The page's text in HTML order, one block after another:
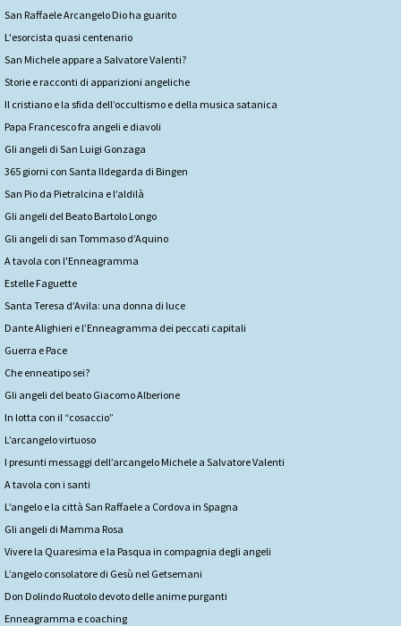
San Raffaele Arcangelo Dio ha guarito
L'esorcista quasi centenario
San Michele appare a Salvatore Valenti?
Storie e racconti di apparizioni angeliche
Il cristiano e la sfida dell’occultismo e della musica satanica
Papa Francesco fra angeli e diavoli
Gli angeli di San Luigi Gonzaga
365 giorni con Santa Ildegarda di Bingen
San Pio da Pietralcina e l’aldilà
Gli angeli del Beato Bartolo Longo
Gli angeli di san Tommaso d’Aquino
A tavola con l'Enneagramma
Estelle Faguette
Santa Teresa d’Avila: una donna di luce
Dante Alighieri e l’Enneagramma dei peccati capitali
Guerra e Pace
Che enneatipo sei?
Gli angeli del beato Giacomo Alberione
In lotta con il “cosaccio”
L’arcangelo virtuoso
I presunti messaggi dell’arcangelo Michele a Salvatore Valenti
A tavola con i santi
L’angelo e la città San Raffaele a Cordova in Spagna
Gli angeli di Mamma Rosa
Vivere la Quaresima e la Pasqua in compagnia degli angeli
L’angelo consolatore di Gesù nel Getsemani
Don Dolindo Ruotolo devoto delle anime purganti
Enneagramma e coaching